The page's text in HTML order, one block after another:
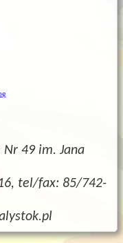
Nr 49 im. Jana
tel/fax: 85/742-